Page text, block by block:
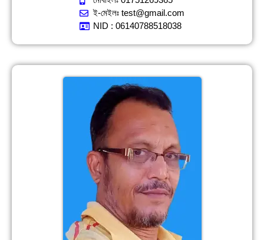
ই-মেইলঃ test@gmail.com
NID : 06140788518038